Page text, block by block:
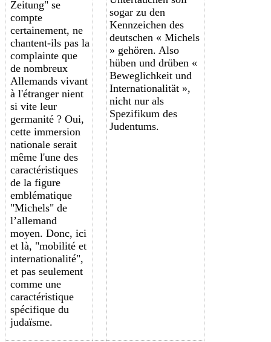
Zeitung" se
compte
certainement, ne
chantent-ils pas la
complainte que
de nombreux
Allemands vivant
à l'étranger nient
si vite leur
germanité ? Oui,
cette immersion
nationale serait
même l'une des
caractéristiques
de la figure
emblématique
"Michels" de
l’allemand
moyen. Donc, ici
et là, "mobilité et
internationalité",
et pas seulement
comme une
caractéristique
spécifique du
judaïsme.
sogar zu den
Kennzeichen des
deutschen « Michels
» gehören. Also
hüben und drüben «
Beweglichkeit und
Internationalität »,
nicht nur als
Spezifikum des
Judentums.